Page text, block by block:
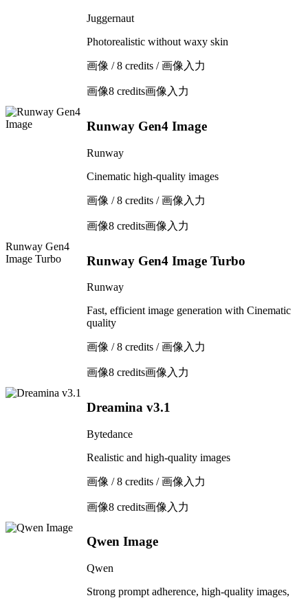
Juggernaut
Photorealistic without waxy skin
画像 / 8 credits / 画像入力
画像8 credits画像入力
Runway Gen4 Image
Runway
Cinematic high-quality images
画像 / 8 credits / 画像入力
画像8 credits画像入力
Runway Gen4
Image Turbo
Runway Gen4 Image Turbo
Runway
Fast, efficient image generation with Cinematic
quality
画像 / 8 credits / 画像入力
画像8 credits画像入力
Dreamina v3.1
Bytedance
Realistic and high-quality images
画像 / 8 credits / 画像入力
画像8 credits画像入力
Qwen Image
Qwen
Strong prompt adherence, high-quality images,